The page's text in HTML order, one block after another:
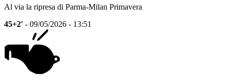
Al via la ripresa di Parma-Milan Primavera
45+2' - 09/05/2026 - 13:51